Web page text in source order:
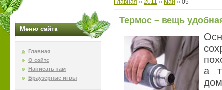
Меню сайта
Главная
О сайте
Написать нам
Браузерные игры
Главная » 2011 » Май » 05
Термос – вещь
а